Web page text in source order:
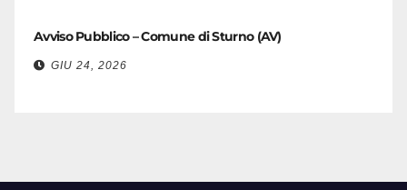
Avviso Pubblico – Comune di Sturno (AV)
GIU 24, 2026